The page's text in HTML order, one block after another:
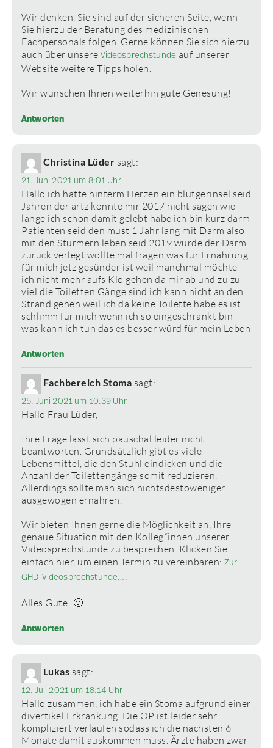
Wir denken, Sie sind auf der sicheren Seite, wenn
Sie hierzu der Beratung des medizinischen
Fachpersonals folgen. Gerne können Sie sich hierzu
auch über unsere Videosprechstunde auf unserer
Website weitere Tipps holen.
Wir wünschen Ihnen weiterhin gute Genesung!
Antworten
Christina Lüder sagt:
21. Juni 2021 um 8:01 Uhr
Hallo ich hatte hinterm Herzen ein blutgerinsel seid
Jahren der artz konnte mir 2017 nicht sagen wie
lange ich schon damit gelebt habe ich bin kurz darm
Patienten seid den must 1 Jahr lang mit Darm also
mit den Stürmern leben seid 2019 wurde der Darm
zurück verlegt wollte mal fragen was für Ernährung
für mich jetz gesünder ist weil manchmal möchte
ich nicht mehr aufs Klo gehen da mir ab und zu zu
viel die Toiletten Gänge sind ich kann nicht an den
Strand gehen weil ich da keine Toilette habe es ist
schlimm für mich wenn ich so eingeschränkt bin
was kann ich tun das es besser würd für mein Leben
Antworten
Fachbereich Stoma sagt:
25. Juni 2021 um 10:39 Uhr
Hallo Frau Lüder,
Ihre Frage lässt sich pauschal leider nicht
beantworten. Grundsätzlich gibt es viele
Lebensmittel, die den Stuhl eindicken und die
Anzahl der Toilettengänge somit reduzieren.
Allerdings sollte man sich nichtsdestoweniger
ausgewogen ernähren.
Wir bieten Ihnen gerne die Möglichkeit an, Ihre
genaue Situation mit den Kolleg*innen unserer
Videosprechstunde zu besprechen. Klicken Sie
einfach hier, um einen Termin zu vereinbaren: Zur
GHD-Videosprechstunde…!
Alles Gute! 🙂
Antworten
Lukas sagt:
12. Juli 2021 um 18:14 Uhr
Hallo zusammen, ich habe ein Stoma aufgrund einer
divertikel Erkrankung. Die OP ist leider sehr
kompliziert verlaufen sodass ich die nächsten 6
Monate damit auskommen muss. Ärzte haben zwar